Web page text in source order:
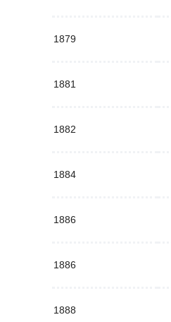
1879
1881
1882
1884
1886
1886
1888